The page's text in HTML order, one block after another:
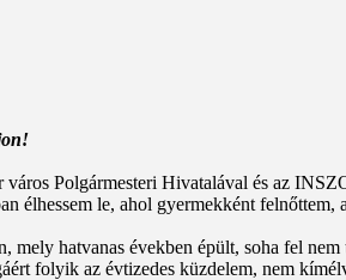
város Polgármesteri Hivatalával és az
élhessem le, ahol gyermekként felnőttem,
hatvanas években épült, soha fel
folyik az évtizedes küzdelem, nem